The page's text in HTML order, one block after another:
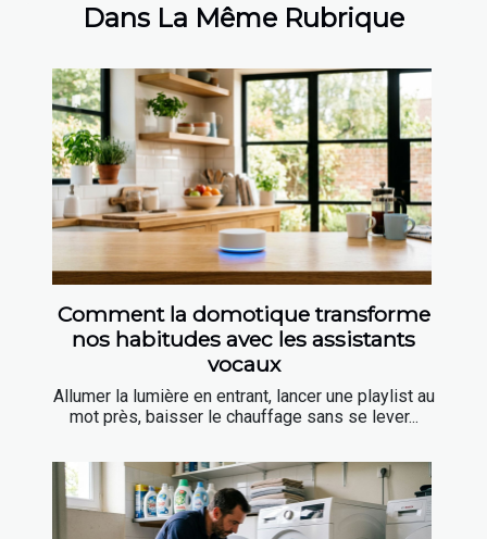
Dans La Même Rubrique
Comment la domotique transforme
nos habitudes avec les assistants
vocaux
Allumer la lumière en entrant, lancer une playlist au
mot près, baisser le chauffage sans se lever...